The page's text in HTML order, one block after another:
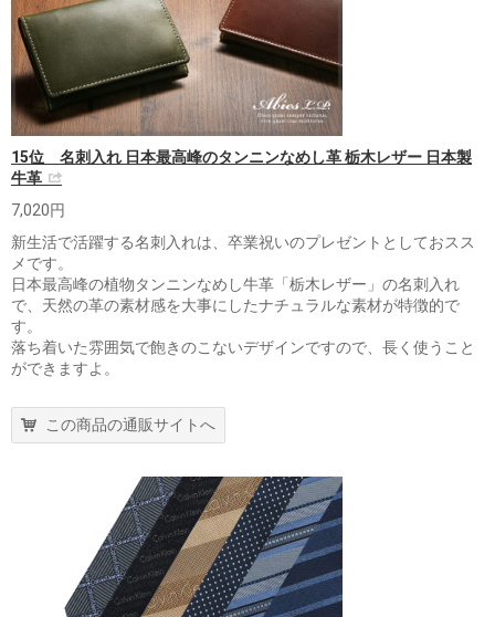
15位 名刺入れ 日本最高峰のタンニンなめし革 栃木レザー 日本製
牛革
7,020円
新生活で活躍する名刺入れは、卒業祝いのプレゼントとしておスス
メです。
日本最高峰の植物タンニンなめし牛革「栃木レザー」の名刺入れ
で、天然の革の素材感を大事にしたナチュラルな素材が特徴的で
す。
落ち着いた雰囲気で飽きのこないデザインですので、長く使うこと
ができますよ。
この商品の通販サイトへ